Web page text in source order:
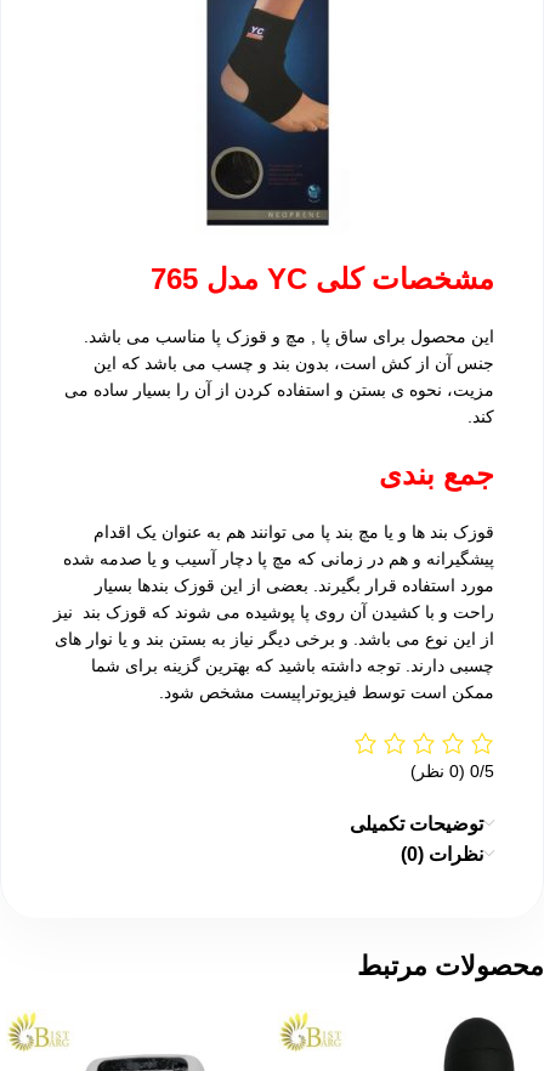
مشخصات کلی YC مدل 765
این محصول برای ساق پا , مچ و قوزک پا مناسب می باشد.
جنس آن از کش است، بدون بند و چسب می باشد که این
مزیت، نحوه ی بستن و استفاده کردن از آن را بسیار ساده می
کند.
جمع بندی
قوزک بند ها و یا مچ بند پا می توانند هم به عنوان یک اقدام
پیشگیرانه و هم در زمانی که مچ پا دچار آسیب و یا صدمه شده
مورد استفاده قرار بگیرند. بعضی از این قوزک بندها بسیار
راحت و با کشیدن آن روی پا پوشیده می شوند که قوزک بند نیز
از این نوع می باشد. و برخی دیگر نیاز به بستن بند و یا نوار های
چسبی دارند. توجه داشته باشید که بهترین گزینه برای شما
ممکن است توسط فیزیوتراپیست مشخص شود.
‫0/5 ‫(0 نظر)
توضیحات تکمیلی
نظرات (0)
محصولات مرتبط